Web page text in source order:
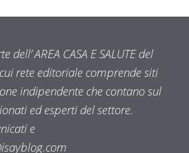
AREA CASA E SALUTE del
rete editoriale comprende siti
indipendente che contano sul
ed esperti del settore.
e